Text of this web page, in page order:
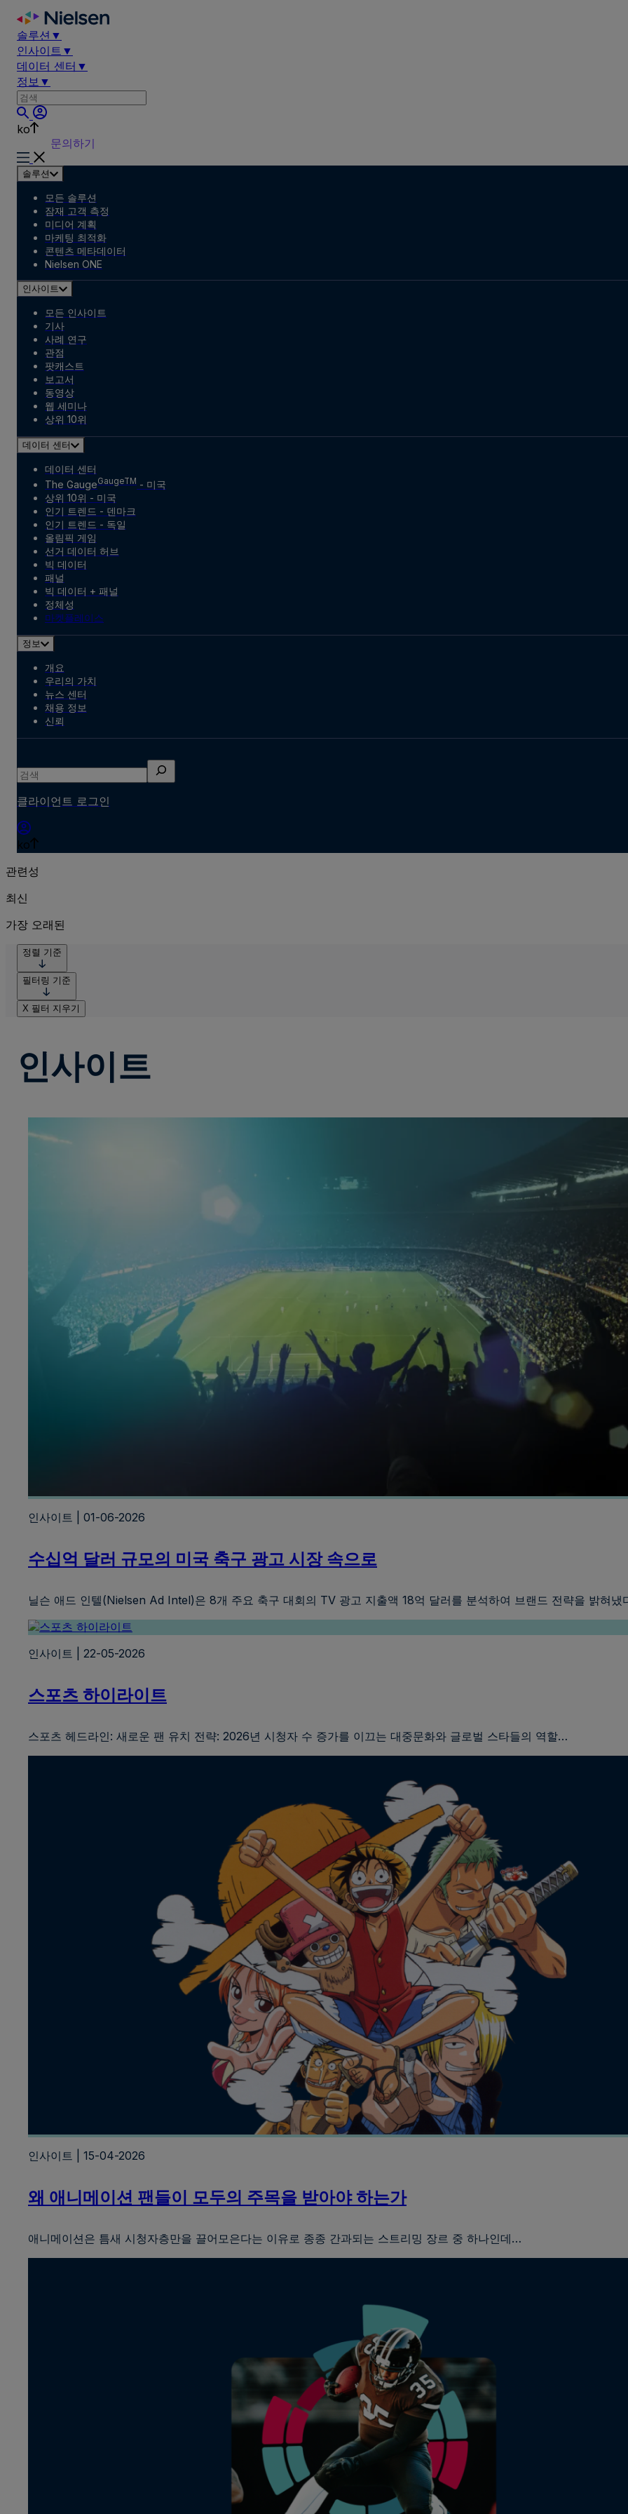
Skip
content
솔루션 ▼
인사이트 ▼
데이터 센터 ▼
정보 ▼
ko
문의하기
솔루션
모든 솔루션
잠재 고객 측정
미디어 계획
마케팅 최적화
콘텐츠 메타데이터
Nielsen ONE
인사이트
모든 인사이트
기사
사례 연구
관점
팟캐스트
보고서
동영상
웹 세미나
상위 10위
데이터 센터
데이터 센터
The GaugeGaugeTM - 미국
상위 10위 - 미국
인기 트렌드 - 덴마크
인기 트렌드 - 독일
올림픽 게임
선거 데이터 허브
빅 데이터
패널
빅 데이터 + 패널
정체성
마켓플레이스
정보
개요
우리의 가치
뉴스 센터
채용 정보
신뢰
검
색
클라이언트 로그인
ko
관련성
최신
가장 오래된
정렬 기준
필터링 기준
X 필터 지우기
인사이트
인사이트 | 01-06-2026
수십억 달러 규모의 미국 축구 광고 시장 속으로
닐슨 애드 인텔(Nielsen Ad Intel)은 8개 주요 축구 대회의 TV 광고 지출액 18억 달러를 분석하여 브랜드 전략을 밝혀
인사이트 | 22-05-2026
스포츠 하이라이트
스포츠 헤드라인: 새로운 팬 유치 전략: 2026년 시청자 수 증가를 이끄는 대중문화와 글로벌 스타들의 역할…
인사이트 | 15-04-2026
왜 애니메이션 팬들이 모두의 주목을 받아야 하는가
애니메이션은 틈새 시청자층만을 끌어모은다는 이유로 종종 간과되는 스트리밍 장르 중 하나인데…